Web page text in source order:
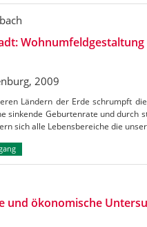
2009
Ländern der Erde schrumpft
sinkende Geburtenrate und durch
sich alle Lebensbereiche die
und ökonomische